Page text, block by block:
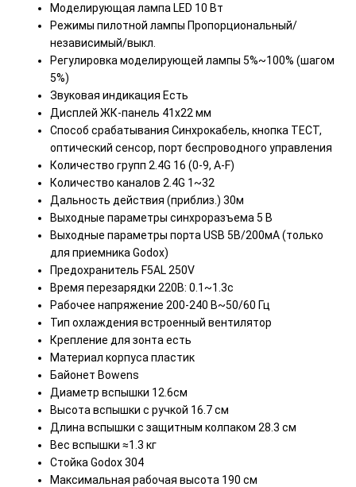
Моделирующая лампа LED 10 Вт
Режимы пилотной лампы Пропорциональный/
независимый/выкл.
Регулировка моделирующей лампы 5%~100% (шагом
5%)
Звуковая индикация Есть
Дисплей ЖК-панель 41х22 мм
Способ срабатывания Синхрокабель, кнопка ТЕСТ,
оптический сенсор, порт беспроводного управления
Количество групп 2.4G 16 (0-9, A-F)
Количество каналов 2.4G 1~32
Дальность действия (приблиз.) 30м
Выходные параметры синхроразъема 5 В
Выходные параметры порта USB 5В/200мА (только
для приемника Godox)
Предохранитель F5AL 250V
Время перезарядки 220В: 0.1~1.3с
Рабочее напряжение 200-240 В~50/60 Гц
Тип охлаждения встроенный вентилятор
Крепление для зонта есть
Материал корпуса пластик
Байонет Bowens
Диаметр вспышки 12.6см
Высота вспышки с ручкой 16.7 см
Длина вспышки с защитным колпаком 28.3 см
Вес вспышки ≈1.3 кг
Стойка Godox 304
Максимальная рабочая высота 190 см